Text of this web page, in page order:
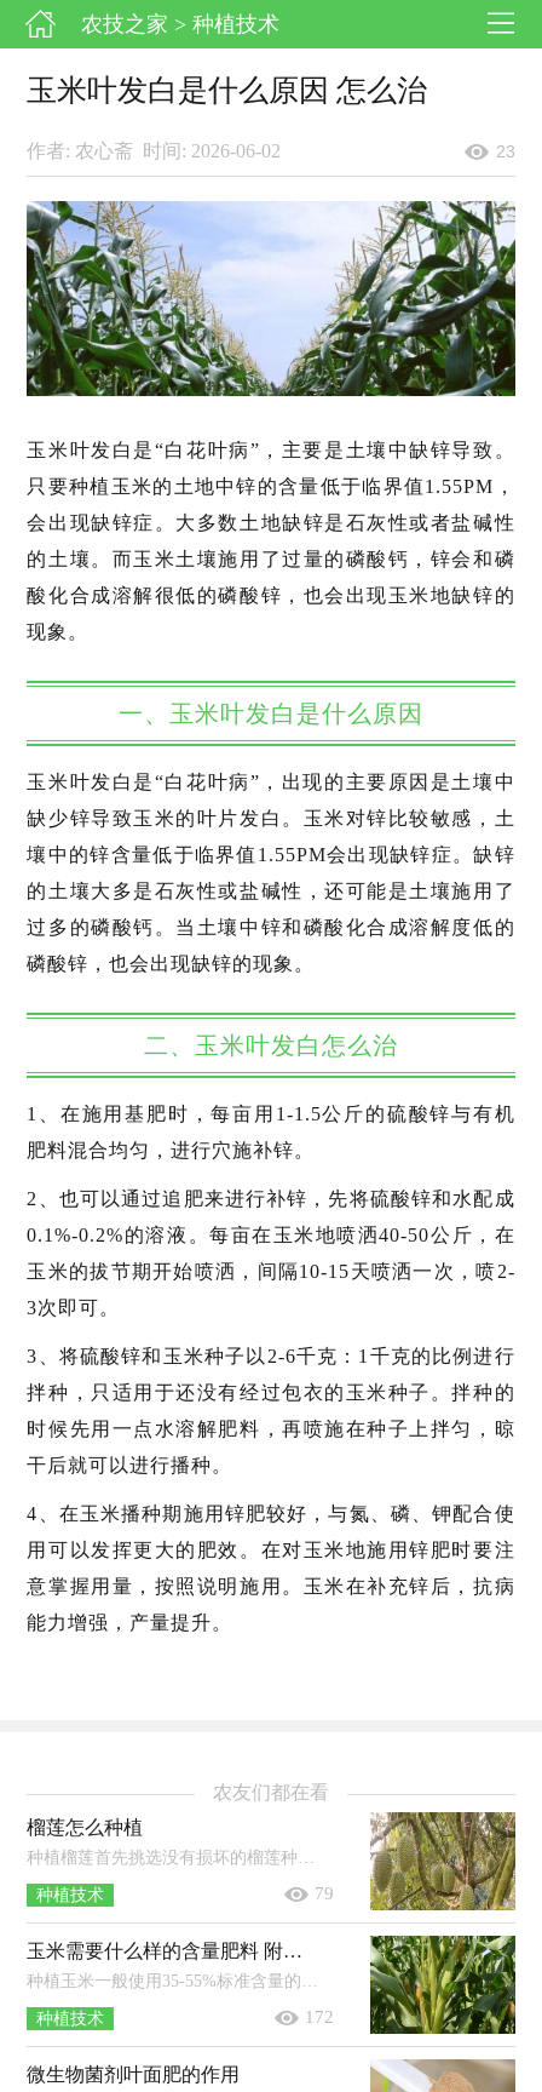
农技之家 > 种植技术
玉米叶发白是什么原因 怎么治
作者: 农心斋 时间: 2026-06-02 23
玉米叶发白是“白花叶病”，主要是土壤中缺锌导致。
只要种植玉米的土地中锌的含量低于临界值1.55PM，
会出现缺锌症。大多数土地缺锌是石灰性或者盐碱性
的土壤。而玉米土壤施用了过量的磷酸钙，锌会和磷
酸化合成溶解很低的磷酸锌，也会出现玉米地缺锌的
现象。
一、玉米叶发白是什么原因
玉米叶发白是“白花叶病”，出现的主要原因是土壤中
缺少锌导致玉米的叶片发白。玉米对锌比较敏感，土
壤中的锌含量低于临界值1.55PM会出现缺锌症。缺锌
的土壤大多是石灰性或盐碱性，还可能是土壤施用了
过多的磷酸钙。当土壤中锌和磷酸化合成溶解度低的
磷酸锌，也会出现缺锌的现象。
二、玉米叶发白怎么治
1、在施用基肥时，每亩用1-1.5公斤的硫酸锌与有机
肥料混合均匀，进行穴施补锌。
2、也可以通过追肥来进行补锌，先将硫酸锌和水配成
0.1%-0.2%的溶液。每亩在玉米地喷洒40-50公斤，在
玉米的拔节期开始喷洒，间隔10-15天喷洒一次，喷2-
3次即可。
3、将硫酸锌和玉米种子以2-6千克：1千克的比例进行
拌种，只适用于还没有经过包衣的玉米种子。拌种的
时候先用一点水溶解肥料，再喷施在种子上拌匀，晾
干后就可以进行播种。
4、在玉米播种期施用锌肥较好，与氮、磷、钾配合使
用可以发挥更大的肥效。在对玉米地施用锌肥时要注
意掌握用量，按照说明施用。玉米在补充锌后，抗病
能力增强，产量提升。
农友们都在看
榴莲怎么种植
种植榴莲首先挑选没有损坏的榴莲种子，清洗干净，晾干之后留作备用，然后春季将处理好的种子播撒下去，上面覆盖上一层薄土，盖住种子即可，定...
种植技术 79
玉米需要什么样的含量肥料 附玉米肥料的配方比例
种植玉米一般使用35-55%标准含量的复合肥就能达到肥效，具体需根据玉米品种和地块的肥力来选择肥料类型。1、高肥力夏玉米田：可亩施1...
种植技术 172
微生物菌剂叶面肥的作用